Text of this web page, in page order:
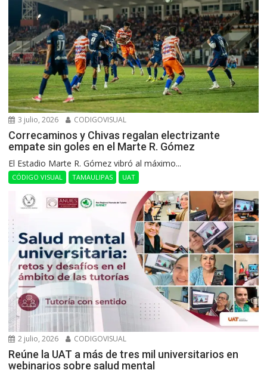
3 julio, 2026 CODIGOVISUAL
Correcaminos y Chivas regalan electrizante
empate sin goles en el Marte R. Gómez
El Estadio Marte R. Gómez vibró al máximo...
CÓDIGO VISUAL TAMAULIPAS UAT
2 julio, 2026 CODIGOVISUAL
Reúne la UAT a más de tres mil universitarios en
webinarios sobre salud mental